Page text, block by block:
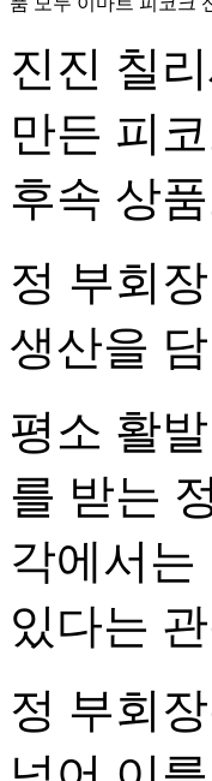
진진 칠
만든 피
후속 상
정 부회
생산을
평소 활
를 받는
각에서는
있다는
정 부회